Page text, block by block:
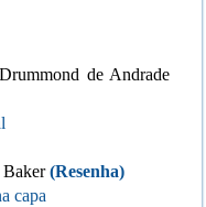
de Andrade
Baker(Resenha)
capa